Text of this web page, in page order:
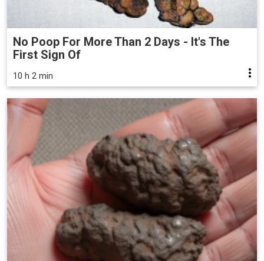
No Poop For More Than 2 Days - It's The
First Sign Of
10 h 2 min